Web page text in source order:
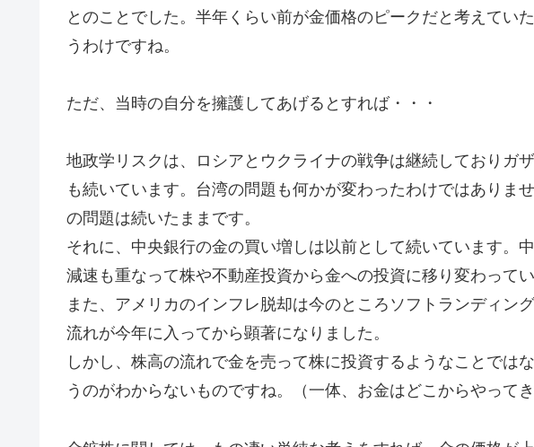
とのことでした。半年くらい前が金価格のピークだと考えてい
うわけですね。
ただ、当時の自分を擁護してあげるとすれば・・・
地政学リスクは、ロシアとウクライナの戦争は継続しておりガ
も続いています。台湾の問題も何かが変わったわけではありま
の問題は続いたままです。
それに、中央銀行の金の買い増しは以前として続いています。
減速も重なって株や不動産投資から金への投資に移り変わって
また、アメリカのインフレ脱却は今のところソフトランディン
流れが今年に入ってから顕著になりました。
しかし、株高の流れで金を売って株に投資するようなことでは
うのがわからないものですね。（一体、お金はどこからやって